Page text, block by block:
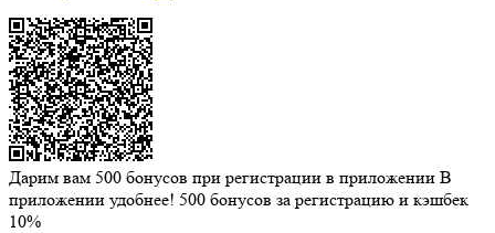
Дарим вам 500 бонусов при регистрации в приложении В
приложении удобнее! 500 бонусов за регистрацию и кэшбек
10%